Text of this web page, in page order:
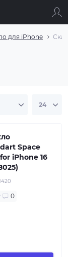
для iPhone
Space
iPhone 16
0